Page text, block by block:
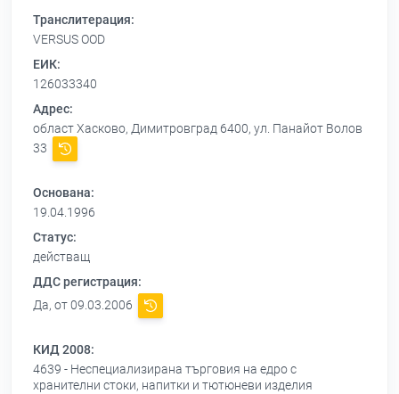
Транслитерация:
VERSUS OOD
ЕИК:
126033340
Адрес:
област Хасково, Димитровград 6400, ул. Панайот Волов
33
Основана:
19.04.1996
Статус:
действащ
ДДС регистрация:
Да, от 09.03.2006
КИД 2008:
4639 - Неспециализирана търговия на едро с
хранителни стоки, напитки и тютюневи изделия